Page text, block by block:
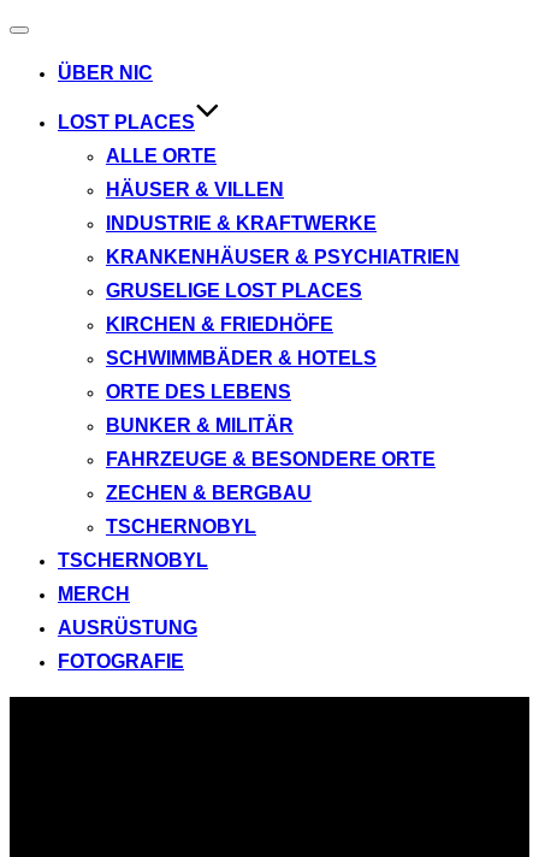
Navigation
ÜBER NIC
LOST PLACES
ALLE ORTE
HÄUSER & VILLEN
INDUSTRIE & KRAFTWERKE
KRANKENHÄUSER & PSYCHIATRIEN
GRUSELIGE LOST PLACES
KIRCHEN & FRIEDHÖFE
SCHWIMMBÄDER & HOTELS
ORTE DES LEBENS
BUNKER & MILITÄR
FAHRZEUGE & BESONDERE ORTE
ZECHEN & BERGBAU
TSCHERNOBYL
TSCHERNOBYL
MERCH
AUSRÜSTUNG
FOTOGRAFIE